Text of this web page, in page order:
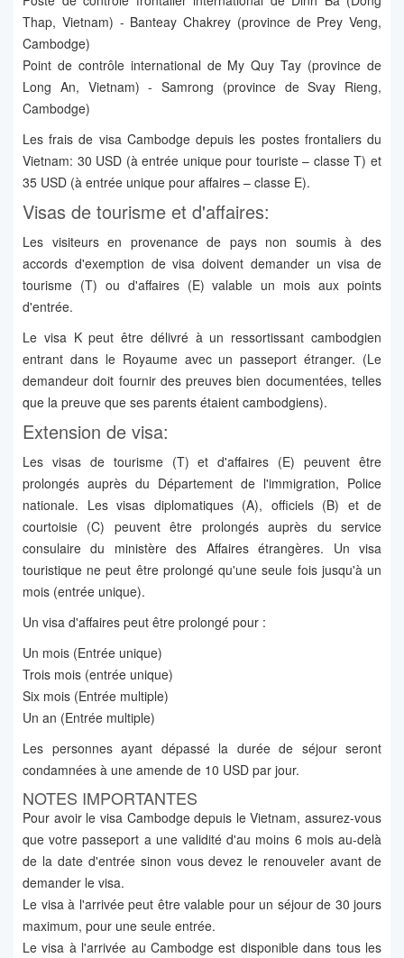
Thap, Vietnam) - Banteay Chakrey (province de Prey Veng,
Cambodge)
Point de contrôle international de My Quy Tay (province de
Long An, Vietnam) - Samrong (province de Svay Rieng,
Cambodge)
Les frais de visa Cambodge depuis les postes frontaliers du
Vietnam: 30 USD (à entrée unique pour touriste – classe T) et
35 USD (à entrée unique pour affaires – classe E).
Visas de tourisme et d'affaires:
Les visiteurs en provenance de pays non soumis à des
accords d'exemption de visa doivent demander un visa de
tourisme (T) ou d'affaires (E) valable un mois aux points
d'entrée.
Le visa K peut être délivré à un ressortissant cambodgien
entrant dans le Royaume avec un passeport étranger. (Le
demandeur doit fournir des preuves bien documentées, telles
que la preuve que ses parents étaient cambodgiens).
Extension de visa:
Les visas de tourisme (T) et d'affaires (E) peuvent être
prolongés auprès du Département de l'immigration, Police
nationale. Les visas diplomatiques (A), officiels (B) et de
courtoisie (C) peuvent être prolongés auprès du service
consulaire du ministère des Affaires étrangères. Un visa
touristique ne peut être prolongé qu'une seule fois jusqu'à un
mois (entrée unique).
Un visa d'affaires peut être prolongé pour :
Un mois (Entrée unique)
Trois mois (entrée unique)
Six mois (Entrée multiple)
Un an (Entrée multiple)
Les personnes ayant dépassé la durée de séjour seront
condamnées à une amende de 10 USD par jour.
NOTES IMPORTANTES
Pour avoir le visa Cambodge depuis le Vietnam, assurez-vous
que votre passeport a une validité d'au moins 6 mois au-delà
de la date d'entrée sinon vous devez le renouveler avant de
demander le visa.
Le visa à l'arrivée peut être valable pour un séjour de 30 jours
maximum, pour une seule entrée.
Le visa à l'arrivée au Cambodge est disponible dans tous les